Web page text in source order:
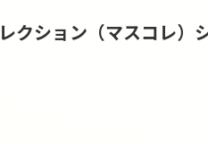
クション（マスコレ）